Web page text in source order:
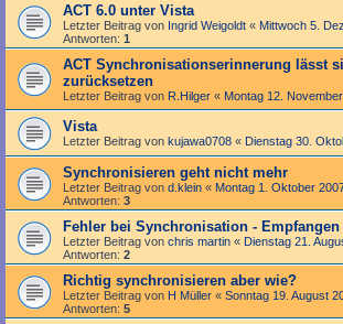
ACT 6.0 unter Vista
Letzter Beitrag von Ingrid Weigoldt « Mittwoch 5.
Antworten: 1
ACT Synchronisationserinnerung lässt
zurücksetzen
Letzter Beitrag von R.Hilger « Montag 12.
Vista
Letzter Beitrag von kujawa0708 « Dienstag 30.
Synchronisieren geht nicht mehr
Letzter Beitrag von d.klein « Montag 1. Oktober
Antworten: 3
Fehler bei Synchronisation - Empfangen
Letzter Beitrag von chris martin « Dienstag 21.
Antworten: 2
Richtig synchronisieren aber wie?
Letzter Beitrag von H Müller « Sonntag 19. August
Antworten: 5